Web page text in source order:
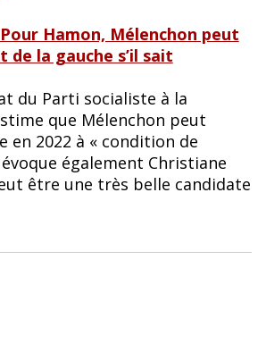
Hamon, Mélenchon peut
de la gauche s’il sait
du Parti socialiste à la
que Mélenchon peut
en 2022 à « condition de
également Christiane
être une très belle candidate